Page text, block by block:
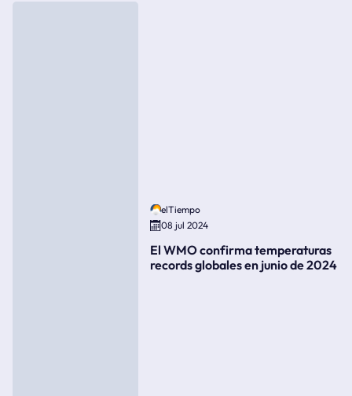
elTiempo
08 jul 2024
El WMO confirma temperaturas
records globales en junio de 2024